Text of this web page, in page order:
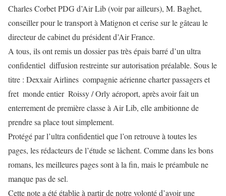
Charles Corbet PDG d’Air Lib (voir par ailleurs), M. Baghet,
conseiller pour le transport à Matignon et cerise sur le gâteau le
directeur de cabinet du président d’Air France.
A tous, ils ont remis un dossier pas très épais barré d’un ultra
confidentiel  diffusion restreinte sur autorisation préalable. Sous le
titre : Dexxair Airlines  compagnie aérienne charter passagers et
fret  monde entier  Roissy / Orly aéroport, après avoir fait un
enterrement de première classe à Air Lib, elle ambitionne de
prendre sa place tout simplement.
Protégé par l’ultra confidentiel que l’on retrouve à toutes les
pages, les rédacteurs de l’étude se lâchent. Comme dans les bons
romans, les meilleures pages sont à la fin, mais le préambule ne
manque pas de sel.
Cette note a été établie à partir de notre volonté d’avoir une